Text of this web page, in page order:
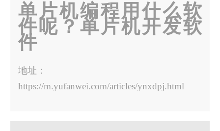
单片机编程用什么软
件呢？单片机开发软
件
地址：
https://m.yufanwei.com/articles/ynxdpj.html